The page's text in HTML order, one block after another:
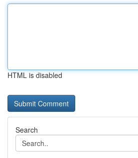
HTML is disabled
Search